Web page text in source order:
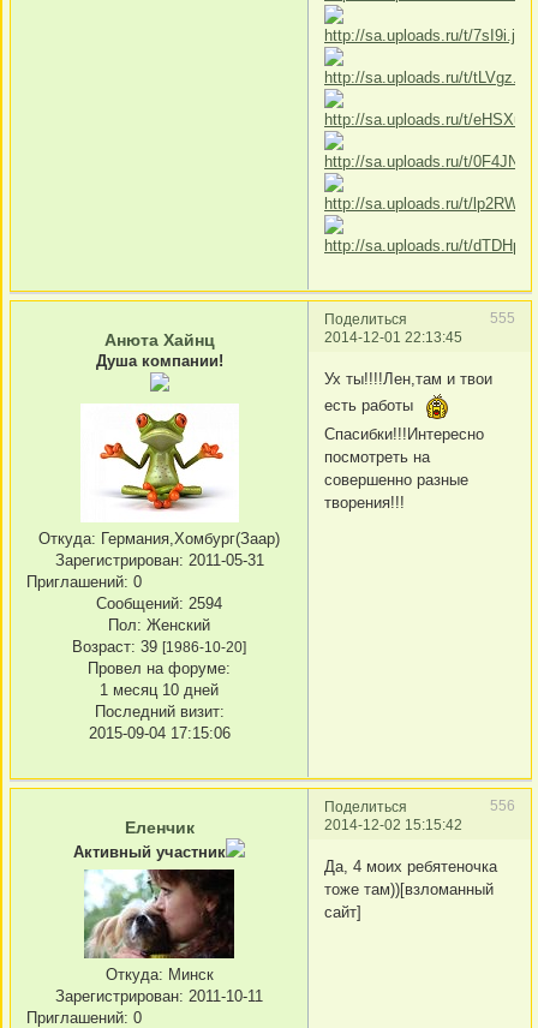
Поделиться
555
2014-12-01 22:13:45
Анюта Хайнц
Душа компании!
Откуда: Германия,Хомбург(Заар)
Зарегистрирован: 2011-05-31
Приглашений: 0
Сообщений: 2594
Пол: Женский
Возраст: 39 [1986-10-20]
Провел на форуме:
1 месяц 10 дней
Последний визит:
2015-09-04 17:15:06
Ух ты!!!!Лен,там и твои
есть работы
Спасибки!!!Интересно
посмотреть на
совершенно разные
творения!!!
Поделиться
556
2014-12-02 15:15:42
Еленчик
Активный участник
Откуда: Минск
Зарегистрирован: 2011-10-11
Приглашений: 0
Да, 4 моих ребятеночка
тоже там))[взломанный
сайт]